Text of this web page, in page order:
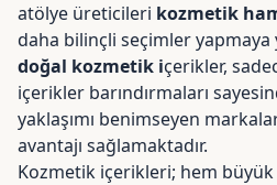
atölye üreticileri kozmetik
daha bilinçli seçimler
doğal kozmetik içerikler,
içerikler barındırmaları
yaklaşımı benimseyen
avantajı sağlamaktadır.
Kozmetik içerikleri; hem